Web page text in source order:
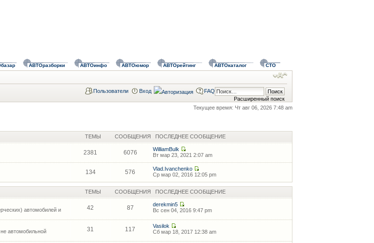
АВТОразборки АВТОинфо АВТОюмор АВТОрейтинг АВТОкаталог СТО
Расширенный поиск
Пользователи Вход FAQ
Текущее время: Чт авг 06, 2026 7:48 am
ТЕМЫ СООБЩЕНИЯ ПОСЛЕДНЕЕ СООБЩЕНИЕ
2381 6076
WilliamBulk
Вт мар 23, 2021 2:07 am
134 576
Vlad.Ivanchenko
Ср мар 02, 2016 12:05 pm
ТЕМЫ СООБЩЕНИЯ ПОСЛЕДНЕЕ СООБЩЕНИЕ
автомобилей и
42 87
derekmin5
Вс сен 04, 2016 9:47 pm
автомобильной
31 117
Vasilok
Сб мар 18, 2017 12:38 am